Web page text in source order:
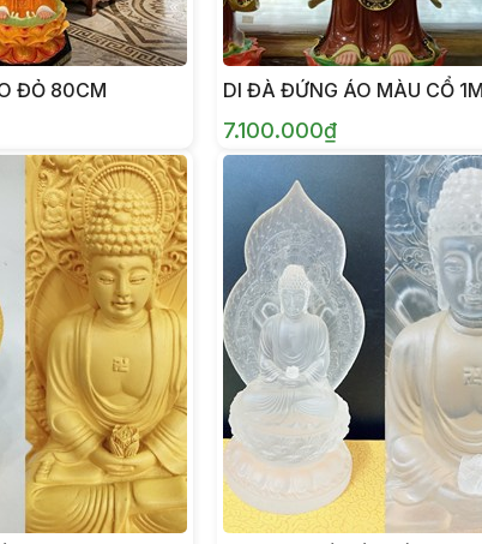
ĐỎ 80CM DI ĐÀ ĐỨNG ÁO MÀU CỔ
7.100.000₫